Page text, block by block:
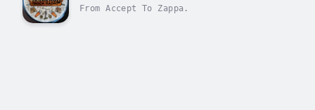
From Accept To Zappa.